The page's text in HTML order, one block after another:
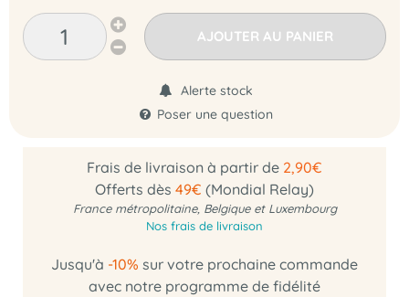
AJOUTER AU PANIER
Alerte stock
Poser une question
Frais de livraison à partir de 2,90€
Offerts dès 49€ (Mondial Relay)
France métropolitaine, Belgique et Luxembourg
Nos frais de livraison
Jusqu'à -10% sur votre prochaine commande
avec notre programme de fidélité